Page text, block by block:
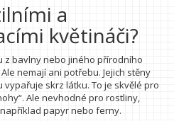
a
květináči?
z bavlny nebo jiného přírodního
nemají ani potřebu. Jejich stěny
skrz látku. To je skvělé pro
Ale nevhodné pro rostliny,
papyr nebo ferny.